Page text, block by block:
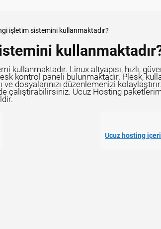
işletim sistemini kullanmaktadır?
Linux altyapısı, hızlı,
kontrol paneli bulunmaktadır. Plesk,
dosyalarınızı düzenlemenizi
çalıştırabilirsiniz. Ucuz Hosting